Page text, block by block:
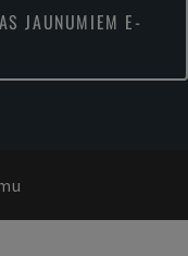
JAUNUMIEM E-